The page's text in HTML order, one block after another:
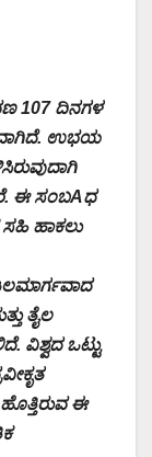
107 ದಿನಗಳ
ಉಭಯ
ಈ ಸಂಬAಧ
ಸಹಿ ಹಾಕಲು
ತೈಲ
ವಿಶ್ವದ ಒಟ್ಟು
ಈ